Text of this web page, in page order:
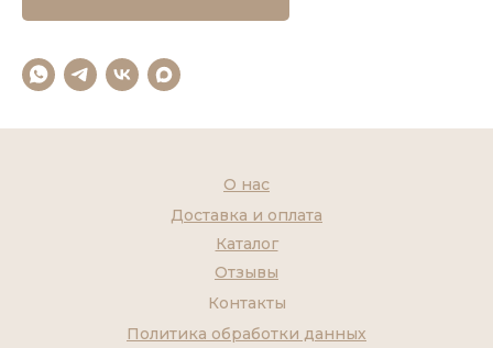
Контакты
Каталог
О нас
Доставка и оплата
Отзывы
Политика обработки данных